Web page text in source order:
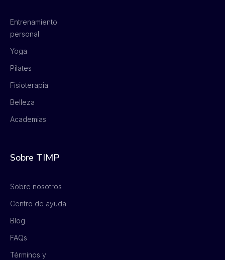
Entrenamiento
personal
Yoga
Pilates
Fisioterapia
Belleza
Academias
Sobre TIMP
Sobre nosotros
Centro de ayuda
Blog
FAQs
Términos y